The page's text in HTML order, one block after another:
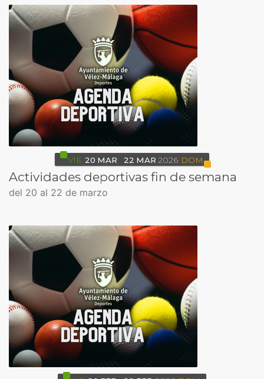
VIE 20 MAR 22 MAR 2026 DOM
Actividades deportivas fin de semana
del 20 al 22 de marzo